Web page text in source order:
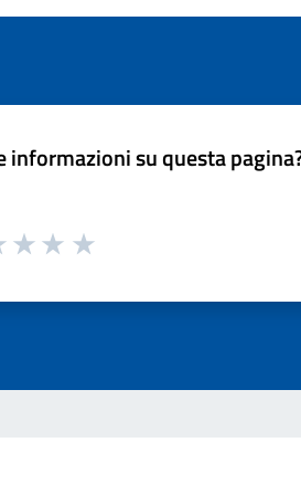
informazioni su questa